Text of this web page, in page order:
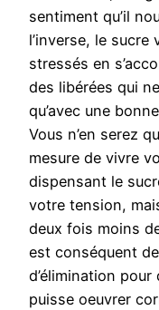
sentiment qu’il
l’inverse, le
stressés en
des libérées qui
qu’avec une
Vous n’en serez
mesure de vivre
dispensant le
votre tension,
deux fois moins
est conséquent
d’élimination pour
puisse oeuvrer